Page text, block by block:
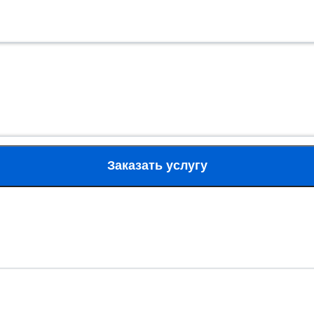
Заказать услугу